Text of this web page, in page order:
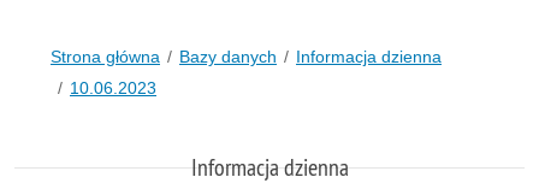
Strona główna Bazy danych
Informacja dzienna
10.06.2023
Informacja dzienna